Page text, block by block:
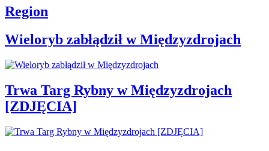
Region
Wieloryb zabłądził w Międzyzdrojach
Trwa Targ Rybny w Międzyzdrojach
[ZDJĘCIA]